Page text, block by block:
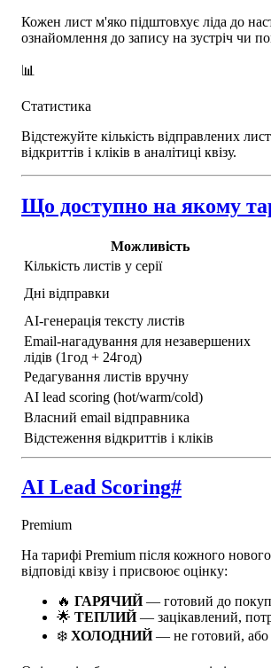
Кожен лист м'яко підштовхує ліда до
ознайомлення до запису на зустріч чи
📊
Статистика
Відстежуйте кількість відправлених
відкриттів і кліків в аналітиці квізу.
Що доступно на якому
Можливість
Кількість листів у серії
Дні відправки
AI-генерація тексту листів
Email-нагадування для незавершених
лідів (1год + 24год)
Редагування листів вручну
AI lead scoring (hot/warm/cold)
Власний email відправника
Відстеження відкриттів і кліків
AI Lead Scoring#
Premium
На тарифі Premium після кожного нового
відповіді квізу і присвоює оцінку:
🔥 ГАРЯЧИЙ— готовий до
🌟 ТЕПЛИЙ— зацікавлений,
❄️ ХОЛОДНИЙ— не готовий, або